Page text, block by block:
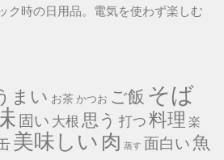
ク時の日用品。電気を使わず楽しむ
まい お茶 かつお ご飯 そば
固い 大根 思う 打つ 料理 楽
美味しい 肉 蒸す 面白い 魚